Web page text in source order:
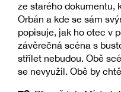
ze starého dokumentu,
Orbán a kde se sám
popisuje, jak ho otec v
závěrečná scéna s
střílet nebudou. Obě
se nevyužil. Obě by